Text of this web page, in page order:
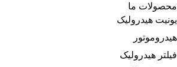
محصولات ما
یونیت هیدرولیک
هیدروموتور
فیلتر هیدرولیک